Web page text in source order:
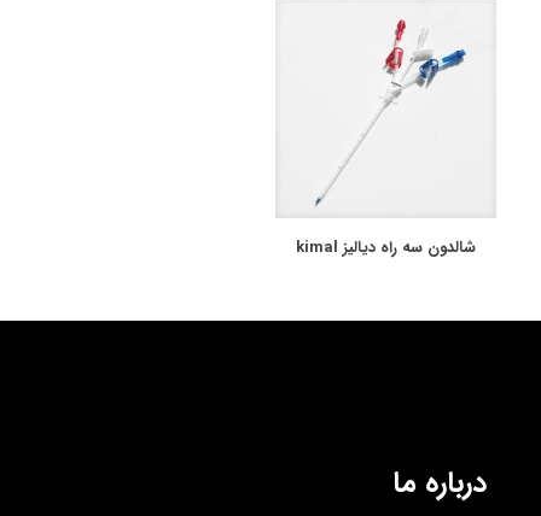
شالدون سه راه دیالیز kimal
درباره ما